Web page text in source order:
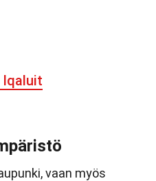
Iqaluit
vaan myös